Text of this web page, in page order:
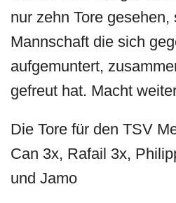
nur zehn Tore gesehen,
Mannschaft die sich
aufgemuntert,
gefreut hat. Macht
Die Tore für den TSV
Can 3x, Rafail 3x,
und Jamo